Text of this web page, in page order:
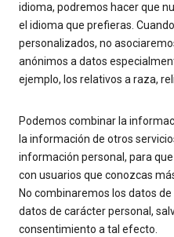
idioma, podremos hacer que
el idioma que prefieras.
personalizados, no
anónimos a datos
ejemplo, los relativos a raza,
Podemos combinar la
la información de otros
información personal, para
con usuarios que conozcas
No combinaremos los datos
datos de carácter personal,
consentimiento a tal efecto.